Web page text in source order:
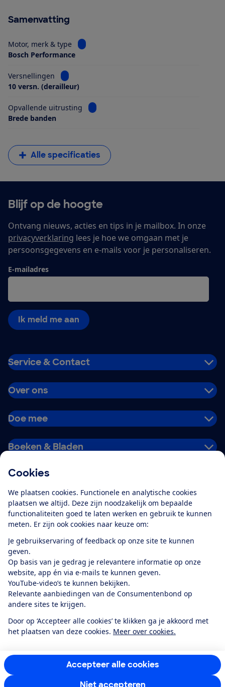
Cookies
We plaatsen cookies. Functionele en analytische cookies
plaatsen we altijd. Deze zijn noodzakelijk om bepaalde
functionaliteiten goed te laten werken en gebruik te kunnen
meten. Er zijn ook cookies naar keuze om:
Je gebruikservaring of feedback op onze site te kunnen
geven.
Op basis van je gedrag je relevantere informatie op onze
website, app én via e-mails te kunnen geven.
YouTube-video’s te kunnen bekijken.
Relevante aanbiedingen van de Consumentenbond op
andere sites te krijgen.
Door op ‘Accepteer alle cookies’ te klikken ga je akkoord met
het plaatsen van deze cookies. Meer over cookies.
Accepteer alle cookies
Niet accepteren
Samenvatting
Motor, merk & type
Bekijk informatie voor Motor, merk & type
Bosch Performance
Versnellingen
Bekijk informatie voor Versnellingen
10 versn. (derailleur)
Opvallende uitrusting
Bekijk informatie voor Opvallende
Brede banden
Alle specificaties
Blijf op de hoogte
Ontvang nieuws, acties en tips in je mailbox. In onze
privacyverklaring lees je hoe we omgaan met je
persoonsgegevens en e-mails voor je personaliseren.
E-mailadres
Ik meld me aan
Service & Contact
Over ons
Doe mee
Boeken & Bladen
Alles over de
app
Algemene Voorwaarden
Privacyverklaring
Cookiebeleid
Privacyvoorkeuren
Toegankelijkheid
RSS-feed nieuws
Facebook
TwitterInstagram
YoutubeLinkedIn
12.901consumentenbeoordelen de Consumentenbondmet gemiddeld